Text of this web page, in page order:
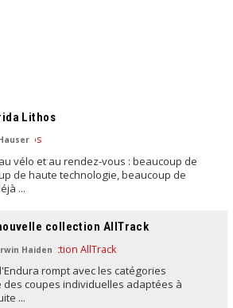
Lithos
vélo et au rendez-vous : beaucoup de
de haute technologie, beaucoup de
...
collection AllTrack
Haiden
rompt avec les catégories
coupes individuelles adaptées à
...